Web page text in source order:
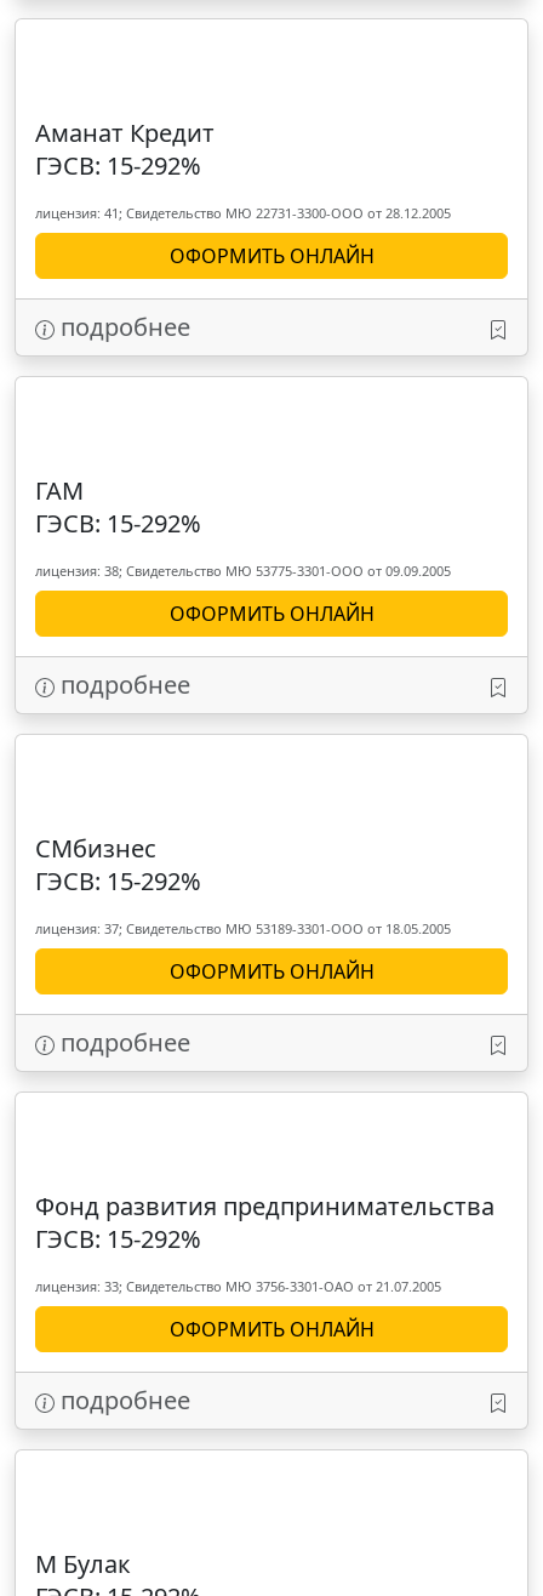
Аманат Кредит
ГЭСВ: 15-292%
лицензия: 41; Свидетельство МЮ 22731-3300-ООО от 28.12.2005
ОФОРМИТЬ ОНЛАЙН
подробнее
ГАМ
ГЭСВ: 15-292%
лицензия: 38; Свидетельство МЮ 53775-3301-ООО от 09.09.2005
ОФОРМИТЬ ОНЛАЙН
подробнее
СМбизнес
ГЭСВ: 15-292%
лицензия: 37; Свидетельство МЮ 53189-3301-ООО от 18.05.2005
ОФОРМИТЬ ОНЛАЙН
подробнее
Фонд развития предпринимательства
ГЭСВ: 15-292%
лицензия: 33; Свидетельство МЮ 3756-3301-ОАО от 21.07.2005
ОФОРМИТЬ ОНЛАЙН
подробнее
М Булак